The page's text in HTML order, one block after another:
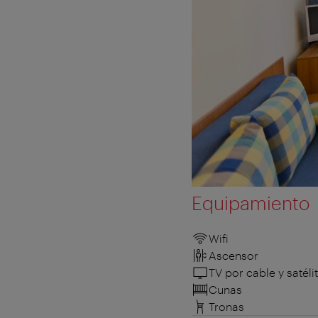
Equipamiento
Wifi
Ascensor
TV por cable y
Cunas
Tronas